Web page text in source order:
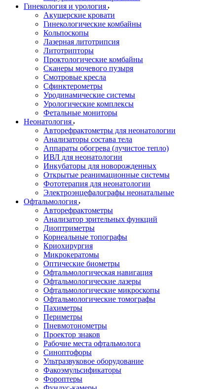
Гинекология и урология
Акушерские кровати
Гинекологические комбайны
Кольпоскопы
Лазерная литотрипсия
Литотрипторы
Проктологические комбайны
Сканеры мочевого пузыря
Смотровые кресла
Сфинктерометры
Уродинамические системы
Урологические комплексы
Фетальные мониторы
Неонатология
Авторефрактометры для неонатологии
Анализаторы состава тела
Аппараты обогрева (лучистое тепло)
ИВЛ для неонатологии
Инкубаторы для новорожденных
Открытые реанимационные системы
Фототерапия для неонатологии
Электроэнцефалографы неонатальные
Офтальмология
Авторефрактометры
Анализатор зрительных функций
Диоптриметры
Корнеальные топографы
Криохирургия
Микрокератомы
Оптические биометры
Офтальмологическая навигация
Офтальмологические лазеры
Офтальмологические микроскопы
Офтальмологические томографы
Пахиметры
Периметры
Пневмотонометры
Проектор знаков
Рабочие места офтальмолога
Синоптофоры
Ультразвуковое оборудование
Факоэмульсификаторы
Фороптеры